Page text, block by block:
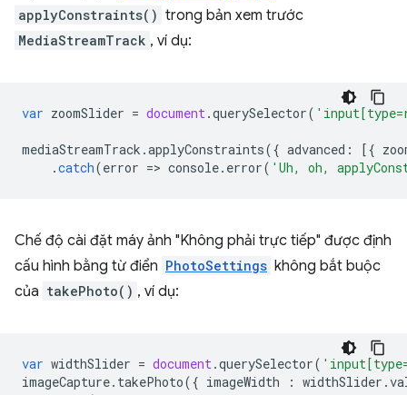
applyConstraints() trong bản xem trước
MediaStreamTrack , ví dụ:
var zoomSlider = document.querySelector(
mediaStreamTrack .applyConstraints({ advanced : [{
.catch(error => console. error( 'Uh, oh,
Chế độ cài đặt máy ảnh "Không phải trực tiếp" được định
cấu hình bằng từ điển PhotoSettings không bắt buộc
của takePhoto() , ví dụ:
var widthSlider = document.querySelector(
imageCapture. takePhoto({ imageWidth : widthSlider .